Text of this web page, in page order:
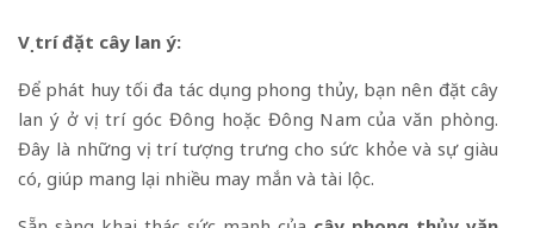
Vị trí đặt cây lan ý:
Để phát huy tối đa tác dụng phong thủy, bạn nên đặt cây
lan ý ở vị trí góc Đông hoặc Đông Nam của văn phòng.
Đây là những vị trí tượng trưng cho sức khỏe và sự giàu
có, giúp mang lại nhiều may mắn và tài lộc.